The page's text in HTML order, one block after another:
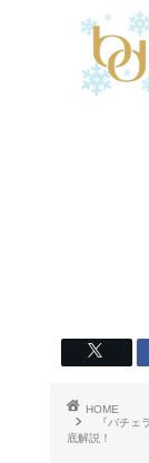
HOME
『バチェ
底解説！